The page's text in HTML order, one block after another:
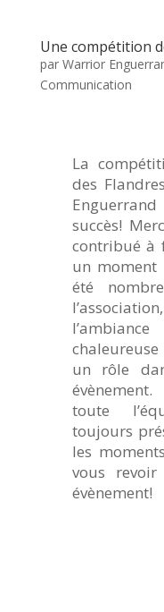
Une compétition
par Warrior
Communication
La
des
succès!
contribué à
un moment
été
chaleureuse
un rôle
toute
toujours
les
vous
évènement!